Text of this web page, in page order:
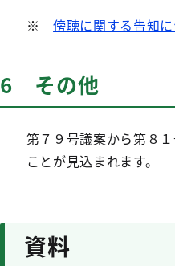
※傍聴に関する告知
6 その他
第７９号議案から第８
ことが見込まれます。
資料